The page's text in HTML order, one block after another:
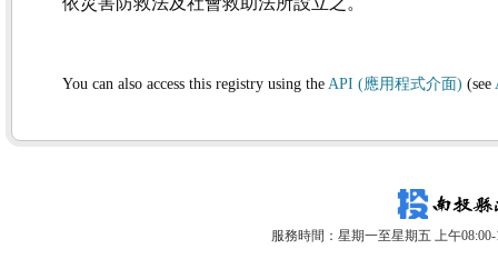
You can also access this registry using the API (應用程式介面) (see
服務時間：星期一至星期五 上午